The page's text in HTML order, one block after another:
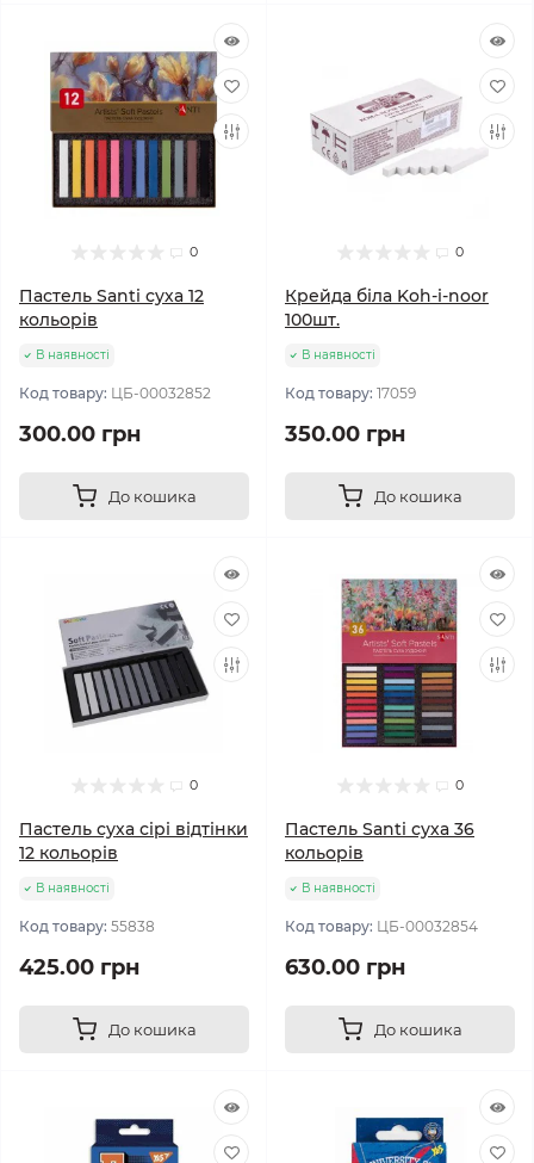
0
Пастель Santi суха 12
кольорів
В наявності
Код товару: ЦБ-00032852
300.00 грн
До кошика
0
Крейда біла Koh-i-noor
100шт.
В наявності
Код товару: 17059
350.00 грн
До кошика
0
Пастель суха сірі відтінки
12 кольорів
В наявності
Код товару: 55838
425.00 грн
До кошика
0
Пастель Santi суха 36
кольорів
В наявності
Код товару: ЦБ-00032854
630.00 грн
До кошика